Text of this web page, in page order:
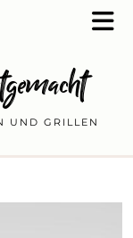
UND GRILLEN